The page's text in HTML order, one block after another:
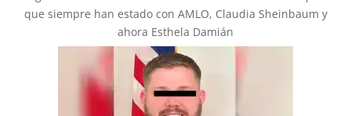
que siempre han estado con AMLO, Claudia Sheinbaum y
ahora Esthela Damián